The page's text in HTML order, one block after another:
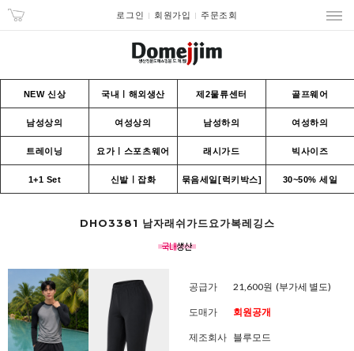
로그인 회원가입 주문조회
NEW 신상 국내ㅣ해외생산 제2물류센터 골프웨어
남성상의 여성상의 남성하의 여성하의
트레이닝 요가ㅣ스포츠웨어 래시가드 빅사이즈
1+1 Set 신발ㅣ잡화 묶음세일[럭키박스] 30~50% 세일
DHO3381 남자래쉬가드요가복레깅스
공급가 21,600원 (부가세 별도)
도매가 회원공개
제조회사 블루모드